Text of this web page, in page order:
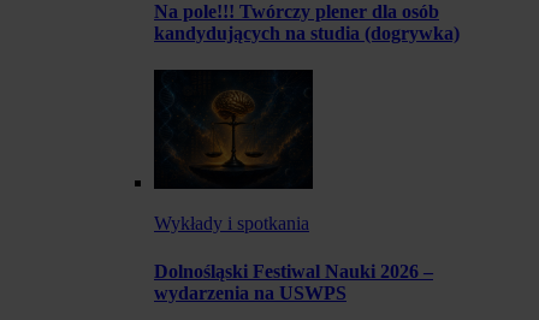
Na pole!!! Twórczy plener dla osób
kandydujących na studia (dogrywka)
Wykłady i spotkania
Dolnośląski Festiwal Nauki 2026 –
wydarzenia na USWPS